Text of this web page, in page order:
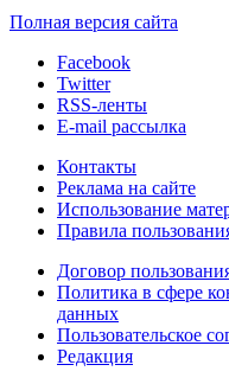
Полная версия сайта
Facebook
Twitter
RSS-ленты
E-mail рассылка
Контакты
Реклама на сайте
Использование
Правила
Договор
Политика в сфере
данных
Пользовательское
Редакция